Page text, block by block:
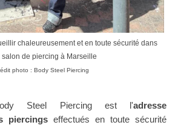
chaleureusement et en toute sécurité dans
salon de piercing à Marseille
photo : Body Steel Piercing
Steel Piercing est l'adresse
piercingseffectués en toute sécurité